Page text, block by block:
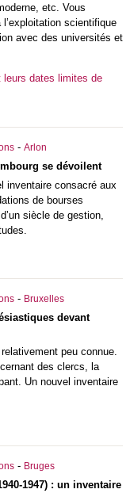
etc. Vous
scientifique
avec des universités et
leurs dates limites de
- Arlon
se dévoilent
inventaire consacré aux
de bourses
siècle de gestion,
- Bruxelles
devant
peu connue.
des clercs, la
Un nouvel inventaire
- Bruges
1947) : un inventaire